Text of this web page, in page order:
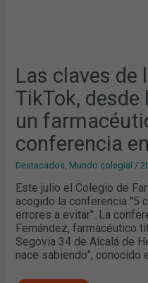
Las claves de
TikTok, desde
un
conferencia
Destacados, Mundo colegial /
Este julio el Colegio de
acogido la conferencia "5
errores a evitar". La
Fernández, farmacéutico
Segovia 34 de Alcalá de
nace sabiendo”, conocido